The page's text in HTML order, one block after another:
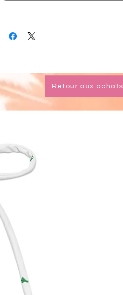
• Small inside pocket for valuables
Retour aux achats